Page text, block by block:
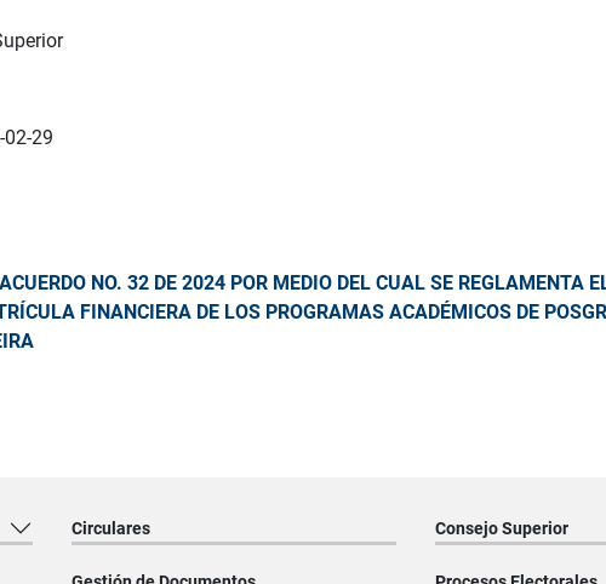
29
NO. 32 DE 2024 POR MEDIO DEL CUAL SE REGLAMENTA
FINANCIERA DE LOS PROGRAMAS ACADÉMICOS DE
Circulares Consejo Superior